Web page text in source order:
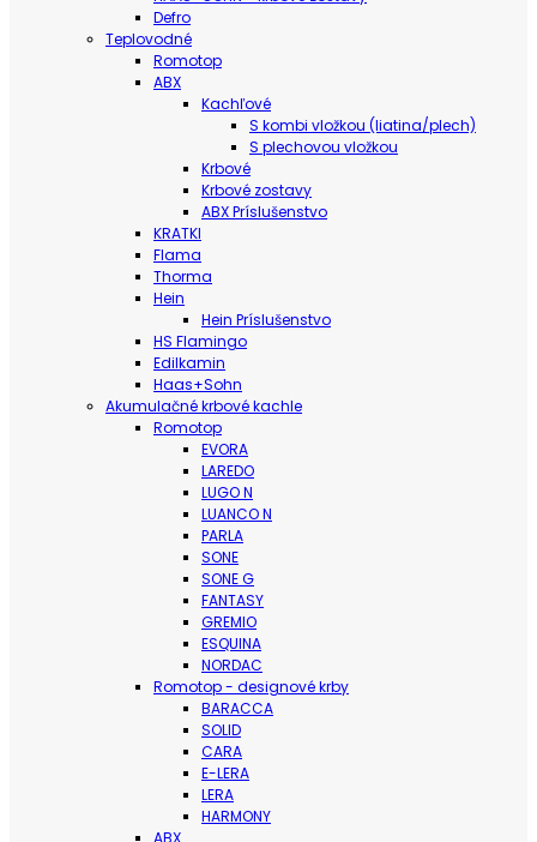
Defro
Teplovodné
Romotop
ABX
Kachľové
S kombi vložkou (liatina/plech)
S plechovou vložkou
Krbové
Krbové zostavy
ABX Príslušenstvo
KRATKI
Flama
Thorma
Hein
Hein Príslušenstvo
HS Flamingo
Edilkamin
Haas+Sohn
Akumulačné krbové kachle
Romotop
EVORA
LAREDO
LUGO N
LUANCO N
PARLA
SONE
SONE G
FANTASY
GREMIO
ESQUINA
NORDAC
Romotop - designové krby
BARACCA
SOLID
CARA
E-LERA
LERA
HARMONY